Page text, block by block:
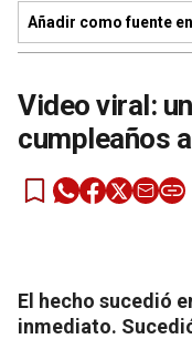
Añadir como fuente en
Video viral:
cumpleaños
El hecho sucedió
inmediato.